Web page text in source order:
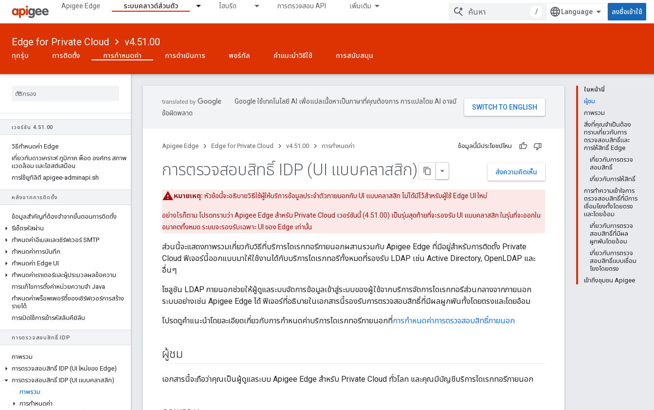
Apigee Edge ระบบคลาวด์ส่วนตัว ไฮบริด การตรวจสอบ API เพิ่มเติม
/ ลงชื่อเข้าใช้
Edge for Private Cloud v4.51.00
ทุกรุ่น การติดตั้ง การกำหนดค่า การดำเนินการ พอร์ทัล คำแนะนำวิธีใช้ การสนับสนุน
เวอร์ชัน 4. 51 .00
วิธีกําหนดค่า Edge
เกี่ยวกับดาวเคราะห์ ภูมิภาค พ็อด องค์กร สภาพ
แวดล้อม และโฮสต์เสมือน
การใช้ยูทิลิตี apigee-adminapi.sh
หลังจากการติดตั้ง
ข้อมูลสําคัญที่ต้องจําจากขั้นตอนการติดตั้ง
รีเซ็ตรหัสผ่าน
กําหนดค่าอีเมลและเซิร์ฟเวอร์ SMTP
กําหนดค่าการบันทึก
กําหนดค่า Edge UI
กําหนดค่าเราเตอร์และผู้ประมวลผลข้อความ
การแก้ไขการตั้งค่าหน่วยความจํา Java
กําหนดค่าพร็อพเพอร์ตี้ของเซิร์ฟเวอร์การสร้าง
รายได้
การเปิดใช้การเข้ารหัสลับคีย์ลับ
การตรวจสอบสิทธิ์ IDP
ภาพรวม
การตรวจสอบสิทธิ์ IDP (UI ใหม่ของ Edge)
การตรวจสอบสิทธิ์ IDP (UI แบบคลาสสิก)
ภาพรวม
การกำหนดค่า
ในหน้านี้
ผู้ชม
ภาพรวม
สิ่งที่คุณจำเป็นต้อง
ทราบเกี่ยวกับการ
ตรวจสอบสิทธิ์และ
การให้สิทธิ์ Edge
เกี่ยวกับการตรวจ
สอบสิทธิ์
เกี่ยวกับการให้สิทธิ์
การทำความเข้าใจการ
ตรวจสอบสิทธิ์ที่มีการ
เชื่อมโยงทั้งโดยตรง
และโดยอ้อม
เกี่ยวกับการตรวจ
สอบสิทธิ์ที่มีผล
ผูกพันโดยอ้อม
เกี่ยวกับการตรวจ
สอบสิทธิ์แบบเชื่อม
โยงโดยตรง
เข้าถึงชุมชน Apigee
Google ใช้เทคโนโลยี AI เพื่อแปลเนื้อหาเป็นภาษาที่คุณต้องการ การแปลโดย AI อาจมี
ข้อผิดพลาด
Apigee Edge Edge for Private Cloud v4.51.00 การกำหนดค่า ข้อมูลนี้มีประโยชน์ไหม
ส่งความคิดเห็น
การตรวจสอบสิทธิ์ IDP (UI แบบคลาสสิก)
หมายเหตุ: หัวข้อนี้จะอธิบายวิธีใช้ผู้ให้บริการข้อมูลประจำตัวภายนอกกับ UI แบบคลาสสิก ไม่ได้มีไว้สำหรับผู้ใช้ Edge UI ใหม่
อย่างไรก็ตาม โปรดทราบว่า Apigee Edge สำหรับ Private Cloud เวอร์ชันนี้ (4.51.00) เป็นรุ่นสุดท้ายที่จะรองรับ UI แบบคลาสสิก ในรุ่นที่จะออกใน
อนาคตทั้งหมด ระบบจะรองรับเฉพาะ UI ของ Edge เท่านั้น
ส่วนนี้จะแสดงภาพรวมเกี่ยวกับวิธีที่บริการไดเรกทอรีภายนอกผสานรวมกับ Apigee Edge ที่มีอยู่สำหรับการติดตั้ง Private
Cloud ฟีเจอร์นี้ออกแบบมาให้ใช้งานได้กับบริการไดเรกทอรีทั้งหมดที่รองรับ LDAP เช่น Active Directory, OpenLDAP และ
อื่นๆ
โซลูชัน LDAP ภายนอกช่วยให้ผู้ดูแลระบบจัดการข้อมูลเข้าสู่ระบบของผู้ใช้จากบริการจัดการไดเรกทอรีส่วนกลางจากภายนอก
ระบบอย่างเช่น Apigee Edge ได้ ฟีเจอร์ที่อธิบายในเอกสารนี้รองรับการตรวจสอบสิทธิ์ที่มีผลผูกพันทั้งโดยตรงและโดยอ้อม
โปรดดูคำแนะนำโดยละเอียดเกี่ยวกับการกำหนดค่าบริการไดเรกทอรีภายนอกที่การกำหนดค่าการตรวจสอบสิทธิ์ภายนอก
ผู้ชม
เอกสารนี้จะถือว่าคุณเป็นผู้ดูแลระบบ Apigee Edge สำหรับ Private Cloud ทั่วโลก และคุณมีบัญชีบริการไดเรกทอรีภายนอก